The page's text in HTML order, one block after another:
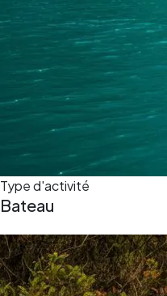
Type d'activité
Bateau